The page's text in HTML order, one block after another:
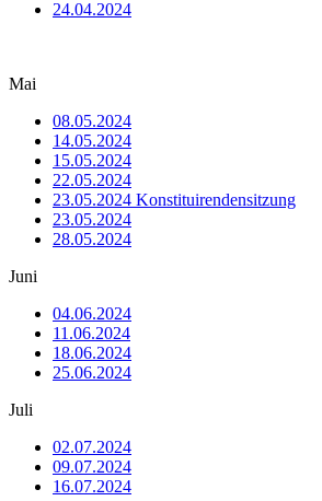
24.04.2024
Mai
08.05.2024
14.05.2024
15.05.2024
22.05.2024
23.05.2024 Konstituirendensitzung
23.05.2024
28.05.2024
Juni
04.06.2024
11.06.2024
18.06.2024
25.06.2024
Juli
02.07.2024
09.07.2024
16.07.2024